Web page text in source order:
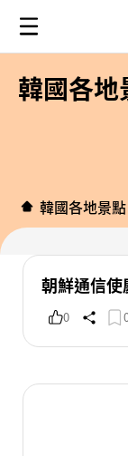
韓國各地
韓國各地景點
朝鮮通信
0